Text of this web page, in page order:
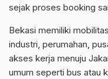
sejak proses booking
Bekasi memiliki
industri, perumahan,
akses kerja menuju
umum seperti bus atau